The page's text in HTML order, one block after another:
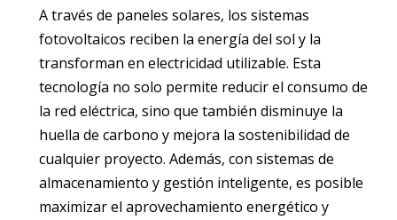
A través de paneles solares, los sistemas
fotovoltaicos reciben la energía del sol y la
transforman en electricidad utilizable. Esta
tecnología no solo permite reducir el consumo de
la red eléctrica, sino que también disminuye la
huella de carbono y mejora la sostenibilidad de
cualquier proyecto. Además, con sistemas de
almacenamiento y gestión inteligente, es posible
maximizar el aprovechamiento energético y